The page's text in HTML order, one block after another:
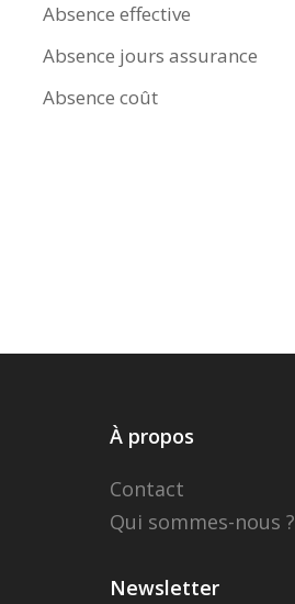
Absence effective
Absence jours assurance
Absence coût
À propos
Contact
Qui sommes-nous ?
Newsletter